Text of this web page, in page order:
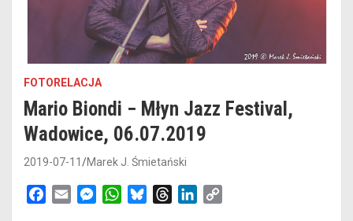
FOTORELACJA
Mario Biondi − Młyn Jazz Festival,
Wadowice, 06.07.2019
2019-07-11 Marek J. Śmietański
M
W